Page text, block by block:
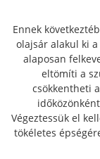
Ennek
olajsár alakul ki
alaposan
eltömíti a
csökkentheti
Végeztessük el
tökéletes